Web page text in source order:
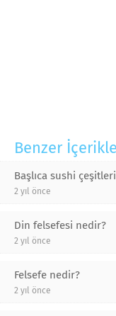
Benzer
Başlıca sushi
2 yıl önce
Din felsefesi nedir?
2 yıl önce
Felsefe nedir?
2 yıl önce